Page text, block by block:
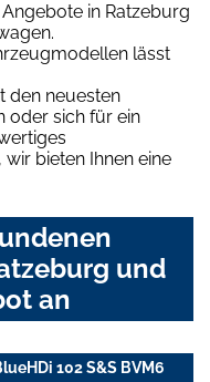
in Ratzeburg
lässt
den neuesten
oder sich für ein
bieten Ihnen eine
und
an
102 S&S BVM6